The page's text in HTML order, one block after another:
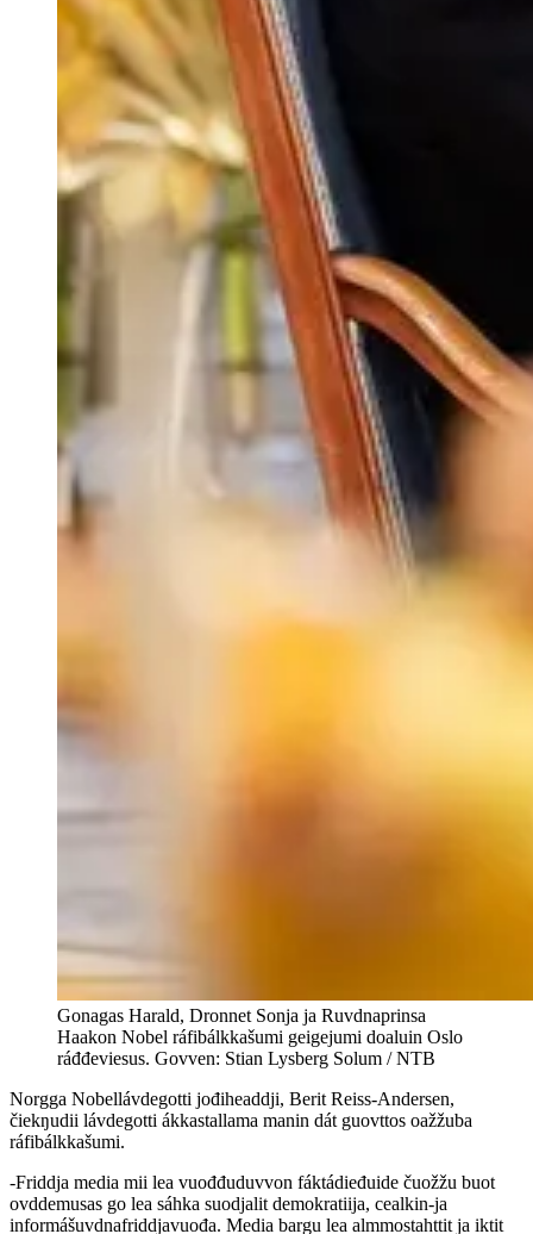
Gonagas Harald, Dronnet Sonja ja Ruvdnaprinsa
Haakon Nobel ráfibálkkašumi geigejumi doaluin Oslo
ráđđeviesus. Govven: Stian Lysberg Solum / NTB
Norgga Nobellávdegotti jođiheaddji, Berit Reiss-Andersen,
čiekŋudii lávdegotti ákkastallama manin dát guovttos oažžuba
ráfibálkkašumi.
-Friddja media mii lea vuođđuduvvon fáktádieđuide čuožžu buot
ovddemusas go lea sáhka suodjalit demokratiija, cealkin-ja
informášuvdnafriddjavuođa. Media bargu lea almmostahttit ja iktit